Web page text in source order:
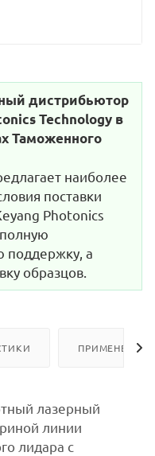
дистрибьютор
Technology в
Таможенного
наиболее
поставки
Photonics
поддержку, а
образцов.
ПРИМЕНЕНИЕ
лазерный
линии
лидара с